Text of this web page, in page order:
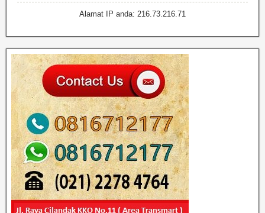
Alamat IP anda: 216.73.216.71